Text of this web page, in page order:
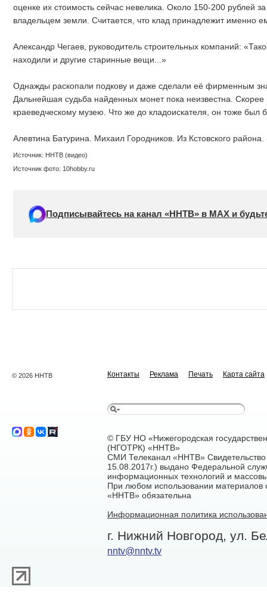
оценке их стоимость сейчас невелика. Около 150-200 рублей
владельцем земли. Считается, что клад принадлежит именно
Александр Чегаев, руководитель строительных компаний:
находили и другие старинные вещи...»
Однажды раскопали подкову и даже сделали её фирменным
Дальнейшая судьба найденных монет пока неизвестна. Скорее
краеведческому музею. Что же до кладоискателя, он тоже был
Алевтина Батурина. Михаил Городников. Из Кстовского
Источник: ННТВ (видео)
Источник фото: 10hobby.ru
Подписывайтесь на канал «ННТВ» в МАХ и
© 2026 ННТВ Контакты Реклама Печать Карта сайта
© ГБУ НО «Нижегородская
(НГОТРК) «ННТВ»
СМИ Телеканал «ННТВ»
15.08.2017г.) выдано Федеральной
информационных технологий и
При любом использовании материалов
«ННТВ» обязательна
Информационная политика
г. Нижний Новгород, ул.
nntv@nntv.tv